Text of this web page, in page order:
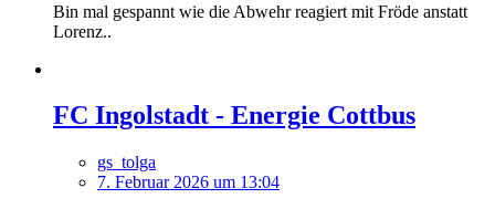
Bin mal gespannt wie die Abwehr reagiert mit Fröde anstatt
Lorenz..
FC Ingolstadt - Energie Cottbus
gs_tolga
7. Februar 2026 um 13:04